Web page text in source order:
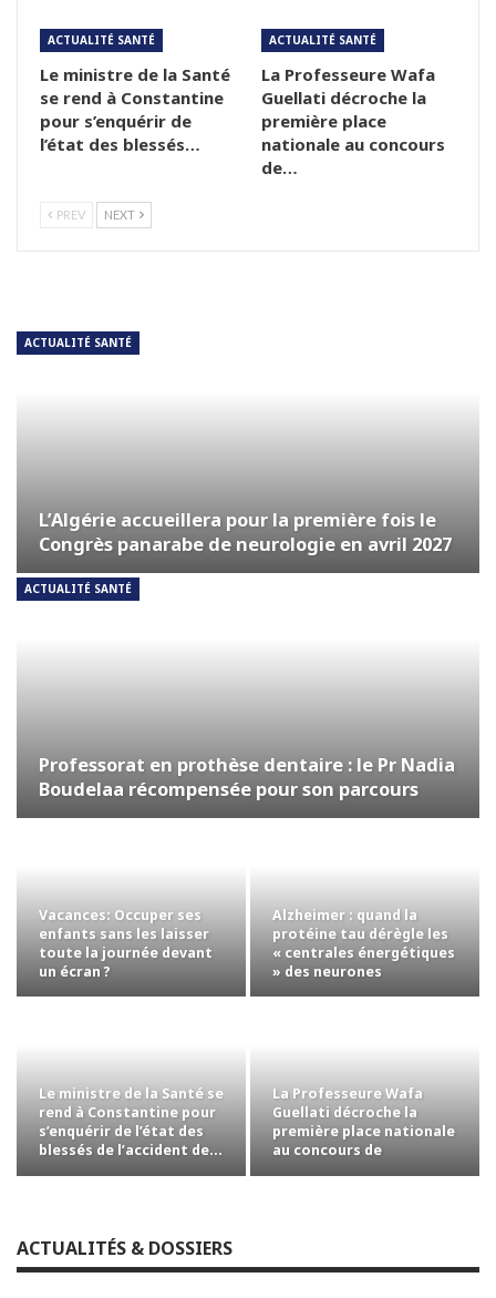
ACTUALITÉ SANTÉ
Le ministre de la Santé
se rend à Constantine
pour s’enquérir de
l’état des blessés…
ACTUALITÉ SANTÉ
La Professeure Wafa
Guellati décroche la
première place
nationale au concours
de…
PREV NEXT
ACTUALITÉ SANTÉ
L’Algérie accueillera pour la première fois le
Congrès panarabe de neurologie en avril 2027
ACTUALITÉ SANTÉ
Professorat en prothèse dentaire : le Pr Nadia
Boudelaa récompensée pour son parcours
Vacances: Occuper ses
enfants sans les laisser
toute la journée devant
un écran ?
Alzheimer : quand la
protéine tau dérègle les
« centrales énergétiques
» des neurones
Le ministre de la Santé se
rend à Constantine pour
s’enquérir de l’état des
blessés de l’accident de…
La Professeure Wafa
Guellati décroche la
première place nationale
au concours de
ACTUALITÉS & DOSSIERS